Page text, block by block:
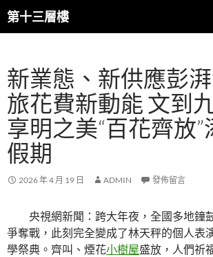
跳
至
內
容
第十三層樓
搜
尋
新業態、新供應彭
旅花費新動能 文到
享明之美“百花齊放
假期
2026 年 4 月 19 日 ADMIN 發佈留言
央視網新聞：跨大年夜，全國多地鐘
爭奪戰，此刻完全變成了林天秤的個人表
學祭典。齊叫、煙花小樹屋盛放，人們祈